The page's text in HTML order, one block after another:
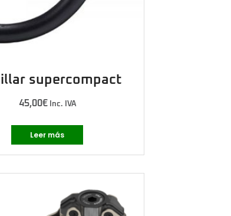
supercompact
45,00€Inc. IVA
Leer más